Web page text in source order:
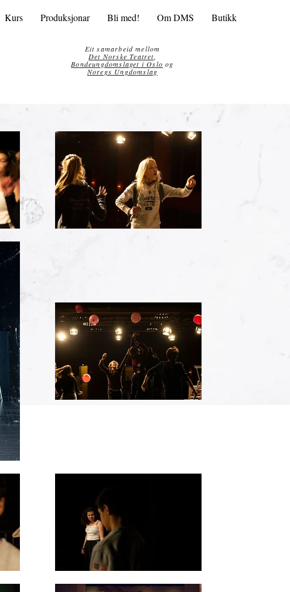
Kurs Produksjonar Bli med! Om DMS Butikk
Eit samarbeid mellom
Det Norske Teatret
Bondeungdomslaget i Oslo og
Noregs Ungdomslag